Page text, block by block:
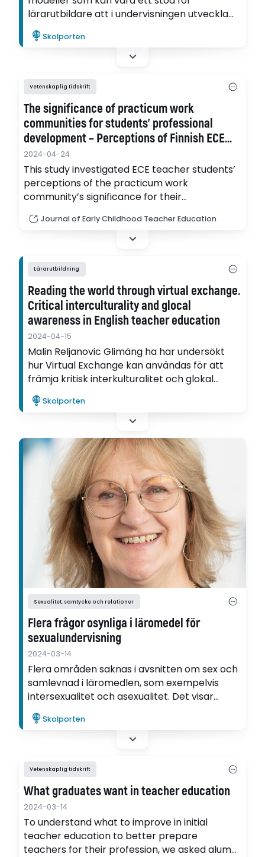
lärarutbildare att i undervisningen utveckla
lärarstudenters professionella reflektion.
Skolporten
Vetenskaplig tidskrift
The significance of practicum work
communities for students’ professional
development – Perceptions of Finnish ECE
teacher students
2024-04-24
This study investigated ECE teacher students’
perceptions of the practicum work
community’s significance for their
Journal of Early Childhood Teacher Education
Lärarutbildning
Reading the world through virtual exchange.
Critical interculturality and glocal
awareness in English teacher education
2024-04-15
Malin Reljanovic Glimäng ha har undersökt
hur Virtual Exchange kan användas för att
främja kritisk interkulturalitet och glokal
medvetenhet hos blivande ämneslärare i
engelska.
Skolporten
Sexualitet, samtycke och relationer
Flera frågor osynliga i läromedel för
sexualundervisning
2024-03-14
Flera områden saknas i avsnitten om sex och
samlevnad i läromedlen, som exempelvis
intersexualitet och asexualitet. Det visar
Hannele Junkalas avhandling.
Skolporten
Vetenskaplig tidskrift
What graduates want in teacher education
2024-03-14
To understand what to improve in initial
teacher education to better prepare
teachers for their profession, we asked alumni